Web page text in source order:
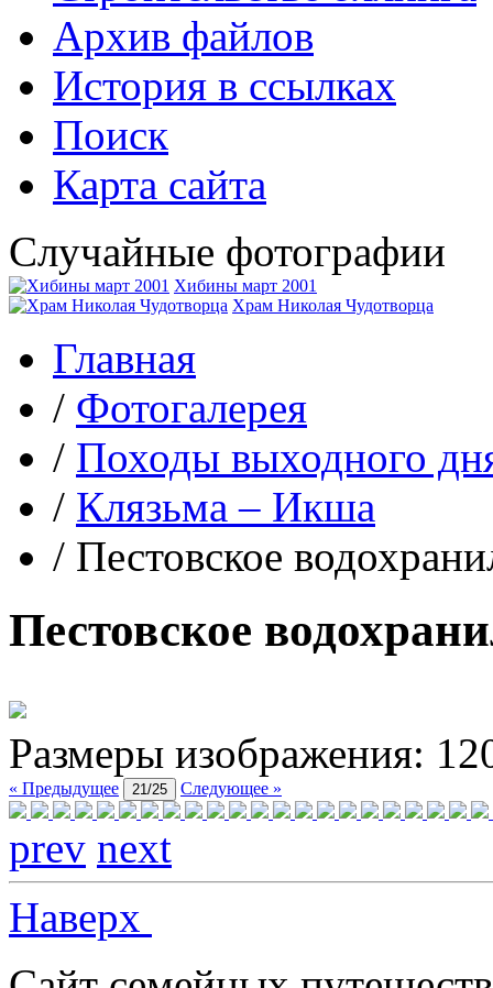
Архив файлов
История в ссылках
Поиск
Карта сайта
Случайные фотографии
Хибины март 2001
Храм Николая Чудотворца
Главная
/ Фотогалерея
/ Походы выходного
/ Клязьма – Икша
/ Пестовское
Пестовское
Размеры изображения:
« Предыдущее 21/25 Следующее »
prev next
Наверх